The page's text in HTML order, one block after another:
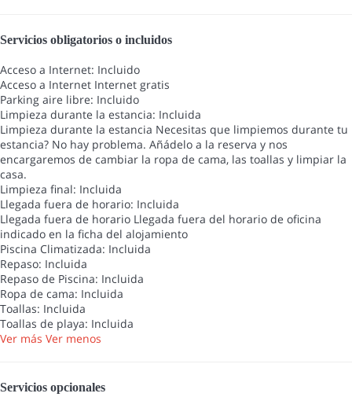
Servicios obligatorios o incluidos
Acceso a Internet: Incluido
Acceso a Internet Internet gratis
Parking aire libre: Incluido
Limpieza durante la estancia: Incluida
Limpieza durante la estancia Necesitas que limpiemos durante tu
estancia? No hay problema. Añádelo a la reserva y nos
encargaremos de cambiar la ropa de cama, las toallas y limpiar la
casa.
Limpieza final: Incluida
Llegada fuera de horario: Incluida
Llegada fuera de horario Llegada fuera del horario de oficina
indicado en la ficha del alojamiento
Piscina Climatizada: Incluida
Repaso: Incluida
Repaso de Piscina: Incluida
Ropa de cama: Incluida
Toallas: Incluida
Toallas de playa: Incluida
Ver más Ver menos
Servicios opcionales